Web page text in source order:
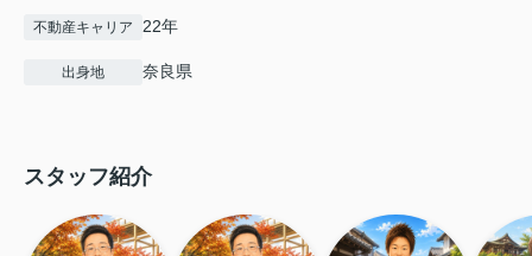
不動産キャリア 22年
出身地 奈良県
スタッフ紹介